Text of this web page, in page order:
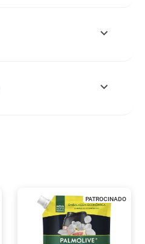
PATROCINADO